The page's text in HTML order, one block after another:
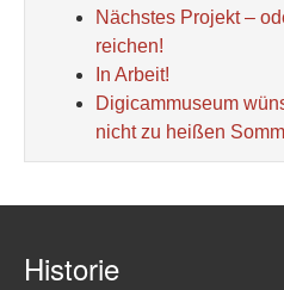
Nächstes Projekt –
reichen!
In Arbeit!
Digicammuseum
nicht zu heißen
Historie